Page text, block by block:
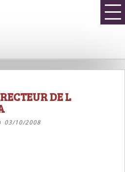
DE L
03/10/2008